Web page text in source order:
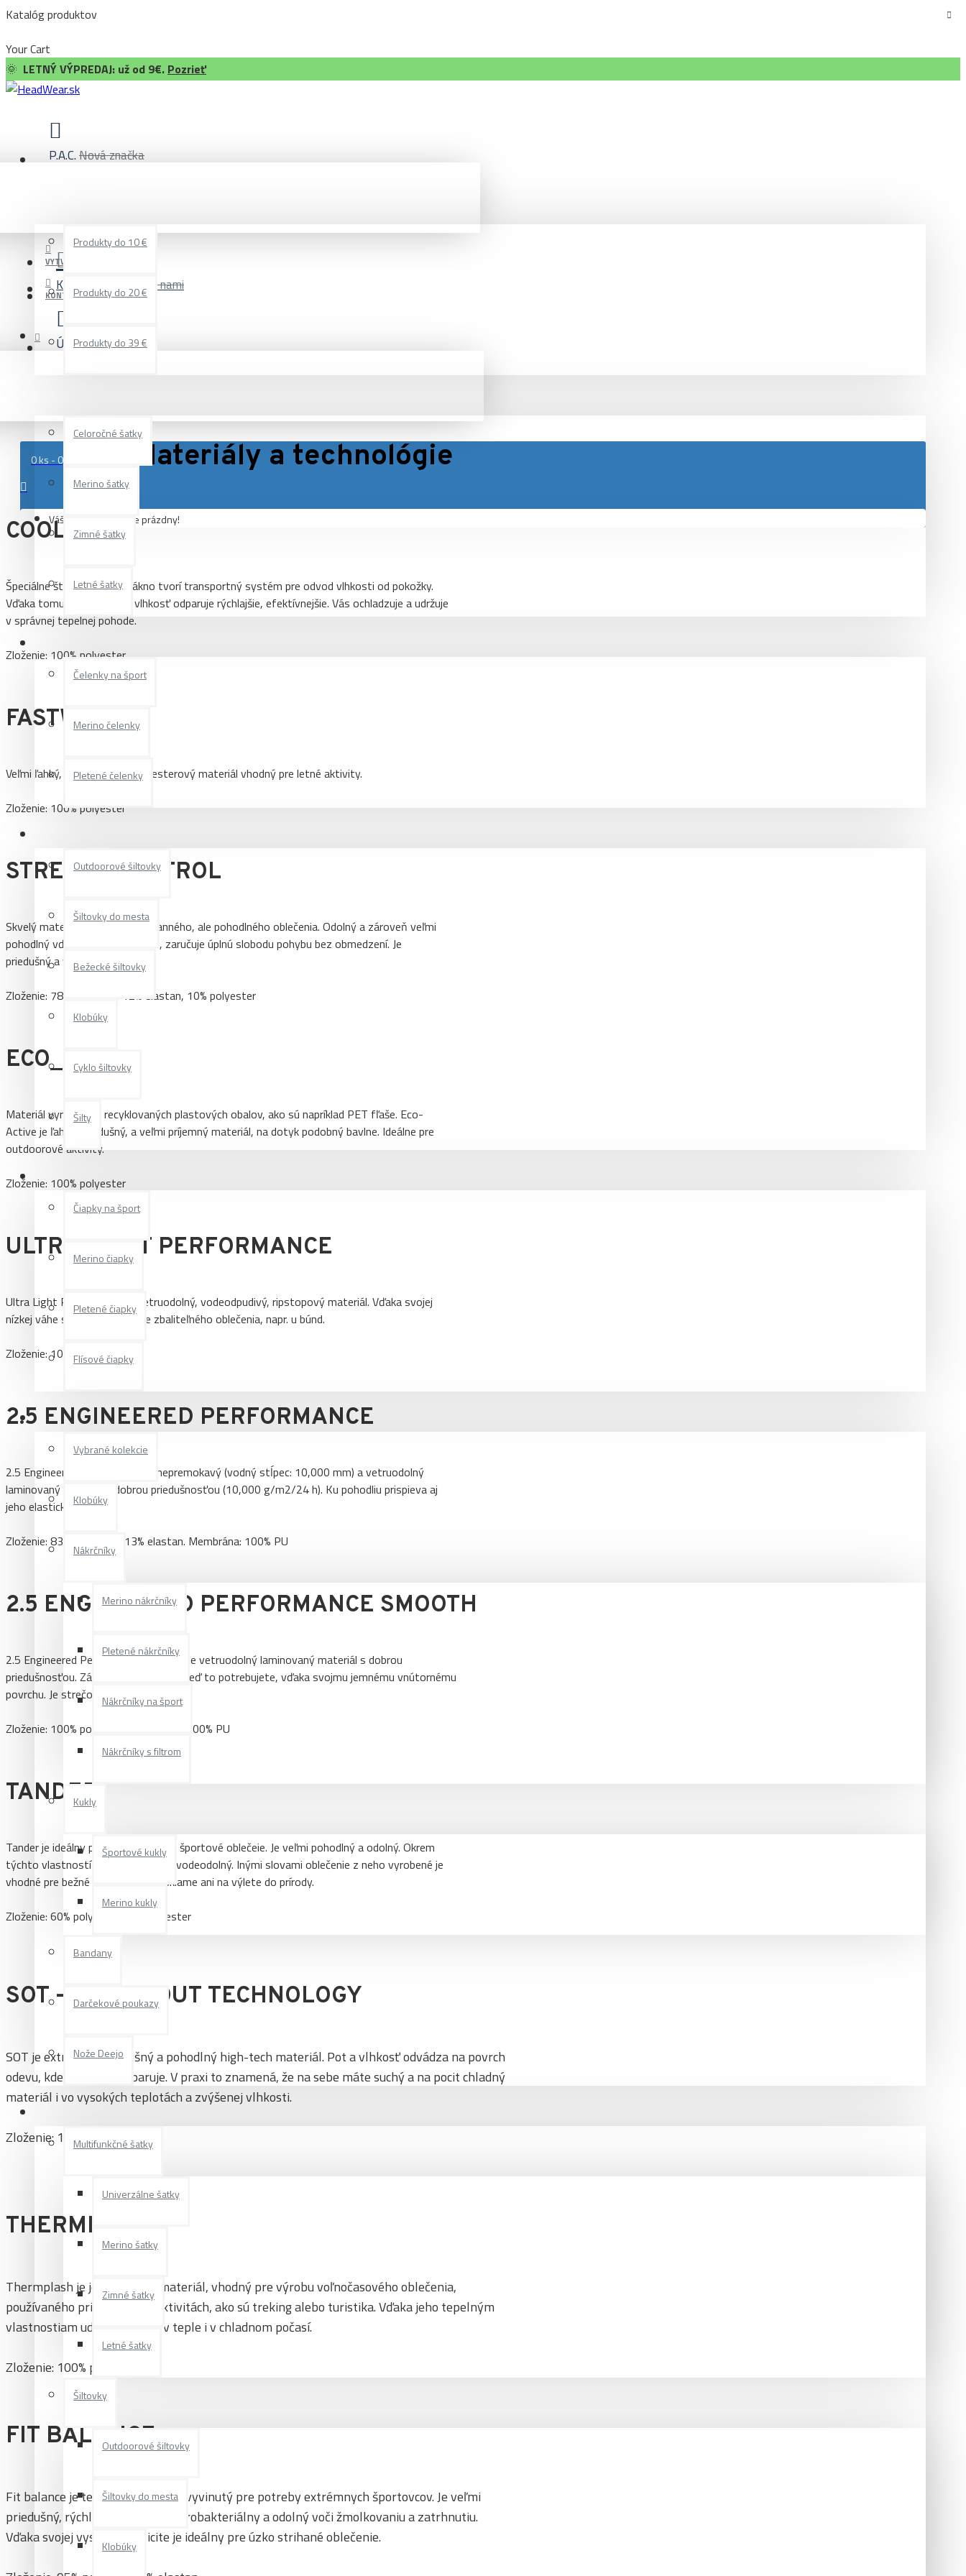
Katalóg produktov
Your Cart
🌞 LETNÝ VÝPREDAJ: už od 9€. Pozrieť
P.A.C.Nová značka
Kontakt Spojte sa s nami
Účet
0 ks - 0,00 €
Váš nákupný košík je prázdny!
Produkty do 10 €
Produkty do 20 €
Produkty do 39 €
Celoročné šatky
Merino šatky
Zimné šatky
Letné šatky
Čelenky na šport
Merino čelenky
Pletené čelenky
Outdoorové šiltovky
Šiltovky do mesta
Bežecké šiltovky
Klobúky
Cyklo šiltovky
Šilty
Čiapky
Čiapky na šport
Merino čiapky
Pletené čiapky
Flísové čiapky
Ostatné produkty
Vybrané kolekcie
Klobúky
Nákrčníky
Merino nákrčníky
Pletené nákrčníky
Nákrčníky na šport
Nákrčníky s filtrom
Kukly
Športové kukly
Merino kukly
Bandany
Darčekové poukazy
Nože Deejo
Multifunkčné šatky
Univerzálne šatky
Merino šatky
Zimné šatky
Letné šatky
Šiltovky
Outdoorové šiltovky
Šiltovky do mesta
Klobúky
VYTVORIŤ ÚČET
KONTAKT
Materiály a technológie
COOLMAX®
Špeciálne štvorkanálové vlákno tvorí transportný systém pre odvod vlhkosti od pokožky.
Vďaka tomuto procesu sa vlhkosť odparuje rýchlajšie, efektívnejšie. Vás ochladzuje a udržuje
v správnej tepelnej pohode.
Zloženie: 100% polyester
FASTWICK
Veľmi ľahký, rýchloschnúci polyesterový materiál vhodný pre letné aktivity.
Zloženie: 100% polyester
STRETCH CONTROL
Skvelý materiál pre výrobu ochranného, ale pohodlného oblečenia. Odolný a zároveň veľmi
pohodlný vďaka svojej elasticite, zaručuje úplnú slobodu pohybu bez obmedzení. Je
priedušný a vodeodpudivý.
Zloženie: 78% polyamid, 12% elastan, 10% polyester
ECO_ACTIVE
Materiál vyrobený z recyklovaných plastových obalov, ako sú napríklad PET fľaše. Eco-
Active je ľahký, priedušný, a veľmi príjemný materiál, na dotyk podobný bavlne. Ideálne pre
outdoorové aktivity.
Zloženie: 100% polyester
ULTRA LIGHT PERFORMANCE
Ultra Light Performance je vetruodolný, vodeodpudivý, ripstopový materiál. Vďaka svojej
nízkej váhe sa používa u dobre zbaliteľného oblečenia, napr. u búnd.
Zloženie: 100% polyester
2.5 ENGINEERED PERFORMANCE
2.5 Engineered Performance je nepremokavý (vodný stĺpec: 10,000 mm) a vetruodolný
laminovaný materiál s dobrou priedušnosťou (10,000 g/m2/24 h). Ku pohodliu prispieva aj
jeho elastickosť.
Zloženie: 83% polyester, 13% elastan. Membrána: 100% PU
2.5 ENGINEERED PERFORMANCE SMOOTH
2.5 Engineered Performance Smooth je vetruodolný laminovaný materiál s dobrou
priedušnosťou. Zároveň Vás zahreje, keď to potrebujete, vďaka svojmu jemnému vnútornému
povrchu. Je strečový a jemný na dotyk.
Zloženie: 100% polyester. Membrána: 100% PU
TANDER
Tander je ideálny pre voľnočasové a športové oblečeie. Je veľmi pohodlný a odolný. Okrem
týchto vlastností je aj pridušmný a vodeodolný. Inými slovami oblečenie z neho vyrobené je
vhodné pre bežné nosenie, ale nesklame ani na výlete do prírody.
Zloženie: 60% polyamid, 40% polyester
SOT – SWEAT OUT TECHNOLOGY
SOT je extrémne priedušný a pohodlný high-tech materiál. Pot a vlhkosť odvádza na povrch
odevu, kde sa rýchlo odparuje. V praxi to znamená, že na sebe máte suchý a na pocit chladný
materiál i vo vysokých teplotách a zvýšenej vlhkosti.
Zloženie: 100% polyester
THERMPLASH
Thermplash je jemný, teplý materiál, vhodný pre výrobu voľnočasového oblečenia,
používaného pri náročných aktivitách, ako sú treking alebo turistika. Vďaka jeho tepelným
vlastnostiam udrží Vaše telo v teple i v chladnom počasí.
Zloženie: 100% polyester
FIT BALANCE
Fit balance je technický materiál vyvinutý pre potreby extrémnych športovcov. Je veľmi
priedušný, rýchloschnúci, antimikrobakteriálny a odolný voči žmolkovaniu a zatrhnutiu.
Vďaka svojej vysokej elasticite je ideálny pre úzko strihané oblečenie.